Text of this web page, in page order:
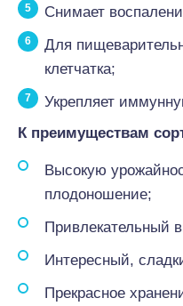
Снимает
Для
клетчатка;
Укрепляет
К преимуществам
Высокую
плодоношение;
Привлекательный
Интересный,
Прекрасное